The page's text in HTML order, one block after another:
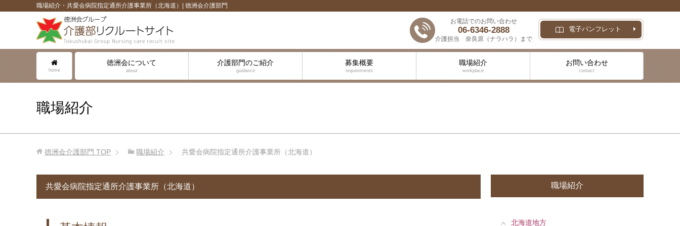
職場紹介・共愛会病院指定通所介護事業所（北海道）| 徳洲会介護部門
home
徳洲会について
about
介護部門のご紹介
guidance
募集概要
requirements
職場紹介
workplace
お問い合わせ
contact
お電話でのお問い合わせ
06-6346-2888
介護担当 奈良原（ナラハラ）まで
電子パンフレット
職場紹介
徳洲会介護部門 TOP 職場紹介 共愛会病院指定通所介護事業所（北海道）
共愛会病院指定通所介護事業所（北海道） 職場紹介
北海道地方